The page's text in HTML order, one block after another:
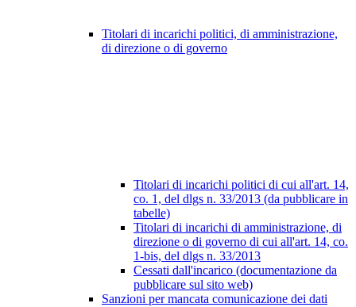
Titolari di incarichi politici, di amministrazione,
di direzione o di governo
Titolari di incarichi politici di cui all'art. 14,
co. 1, del dlgs n. 33/2013 (da pubblicare in
tabelle)
Titolari di incarichi di amministrazione, di
direzione o di governo di cui all'art. 14, co.
1-bis, del dlgs n. 33/2013
Cessati dall'incarico (documentazione da
pubblicare sul sito web)
Sanzioni per mancata comunicazione dei dati